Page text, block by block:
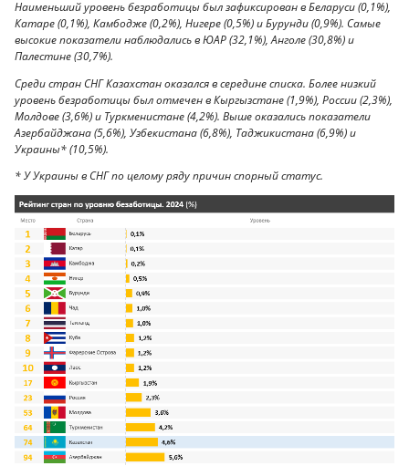
Наименьший уровень безработицы был зафиксирован в Беларуси (0,1%),
Катаре (0,1%), Камбодже (0,2%), Нигере (0,5%) и Бурунди (0,9%). Самые
высокие показатели наблюдались в ЮАР (32,1%), Анголе (30,8%) и
Палестине (30,7%).
Среди стран СНГ Казахстан оказался в середине списка. Более низкий
уровень безработицы был отмечен в Кыргызстане (1,9%), России (2,3%),
Молдове (3,6%) и Туркменистане (4,2%). Выше оказались показатели
Азербайджана (5,6%), Узбекистана (6,8%), Таджикистана (6,9%) и
Украины* (10,5%).
* У Украины в СНГ по целому ряду причин спорный статус.